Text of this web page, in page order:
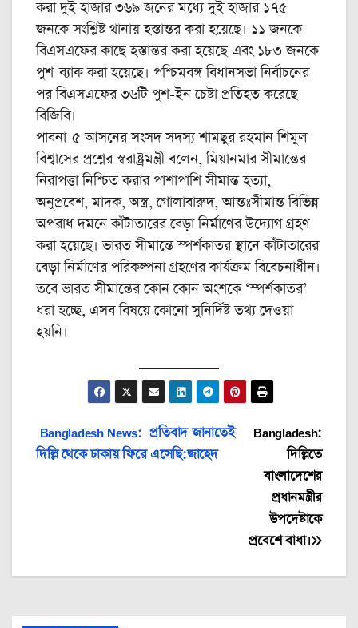
করা দুই হাজার ৩৬৯ জনের মধ্যে দুই হাজার ১৭৫
জনকে সংশ্লিষ্ট থানায় হস্তান্তর করা হয়েছে। ১১ জনকে
বিএসএফের কাছে হস্তান্তর করা হয়েছে এবং ১৮৩ জনকে
পুশ-ব্যাক করা হয়েছে। পশ্চিমবঙ্গ বিধানসভা নির্বাচনের
পর বিএসএফের ৩৬টি পুশ-ইন চেষ্টা প্রতিহত করেছে
বিজিবি।
পাবনা-৫ আসনের সংসদ সদস্য শামছুর রহমান শিমুল
বিশ্বাসের প্রশ্নের স্বরাষ্ট্রমন্ত্রী বলেন, মিয়ানমার সীমান্তের
নিরাপত্তা নিশ্চিত করার পাশাপাশি সীমান্ত হত্যা,
অনুপ্রবেশ, মাদক, অস্ত্র, গোলাবারুদ, আন্তঃসীমান্ত বিভিন্ন
অপরাধ দমনে কাঁটাতারের বেড়া নির্মাণের উদ্যোগ গ্রহণ
করা হয়েছে। ভারত সীমান্তে স্পর্শকাতর স্থানে কাঁটাতারের
বেড়া নির্মাণের পরিকল্পনা গ্রহণের কার্যক্রম বিবেচনাধীন।
তবে ভারত সীমান্তের কোন কোন অংশকে ‘স্পর্শকাতর’
ধরা হচ্ছে, এসব বিষয়ে কোনো সুনির্দিষ্ট তথ্য দেওয়া
হয়নি।
Post
Bangladesh:
দিল্লিতে
বাংলাদেশের
প্রধানমন্ত্রীর
উপদেষ্টাকে
প্রবেশে বাধা।
Bangladesh News: প্রতিবাদ জানাতেই
দিল্লি থেকে ঢাকায় ফিরে এসেছি:জাহেদ